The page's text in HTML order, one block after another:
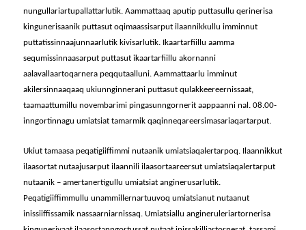
nungullariartupallattarlutik. Aammattaaq aputip puttasullu qerinerisa
kingunerisaanik puttasut oqimaassisarput ilaannikkullu imminnut
puttatissinnaajunnaarlutik kivisarlutik. Ikaartarfiillu aamma
sequmissinnaasarput puttasut ikaartarfiillu akornanni
aalavallaartoqarnera peqqutaalluni. Aammattaarlu imminut
akilersinnaaqaaq ukiunnginnerani puttasut qulakkeereernissaat,
taamaattumillu novembarimi pingasunngornerit aappaanni nal. 08.00-
inngortinnagu umiatsiat tamarmik qaqinneqareersimasariaqartarput.
Ukiut tamaasa peqatigiiffimmi nutaanik umiatsiaqalertarpoq. Ilaannikkut
ilaasortat nutaajusarput ilaannili ilaasortaareersut umiatsiaqalertarput
nutaanik – amertanertigullu umiatsiat anginerusarlutik.
Peqatigiiffimmullu unammillernartuuvoq umiatsianut nutaanut
inissiiffissamik nassaarniarnissaq. Umiatsiallu angineruleriartornerisa